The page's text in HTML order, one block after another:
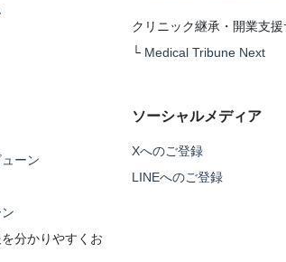
ーン
分かりやすくお
クリニック継承・開業支援
└ Medical Tribune Next
ソーシャルメディア
Xへのご登録
LINEへのご登録